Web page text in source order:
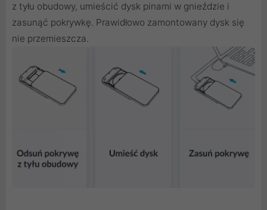
z tyłu obudowy, umieścić dysk pinami w gnieździe i
zasunąć pokrywkę. Prawidłowo zamontowany dysk się
nie przemieszcza.